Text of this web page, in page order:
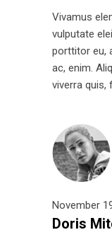
Vivamus
vulputate
porttitor eu,
ac, enim.
viverra quis,
November
Doris